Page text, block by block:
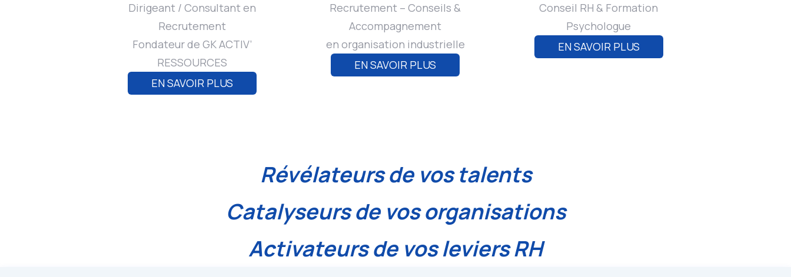
Dirigeant / Consultant en
Recrutement
Fondateur de GK ACTIV’
RESSOURCES
EN SAVOIR PLUS
Recrutement – Conseils &
Accompagnement
en organisation industrielle
EN SAVOIR PLUS
Conseil RH & Formation
Psychologue
EN SAVOIR PLUS
Révélateurs de vos talents
Catalyseurs de vos organisations
Activateurs de vos leviers RH